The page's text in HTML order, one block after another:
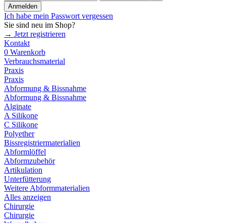
Anmelden
Ich habe mein Passwort vergessen
Sie sind neu im Shop?
→ Jetzt registrieren
Kontakt
0 Warenkorb
Verbrauchsmaterial
Praxis
Praxis
Abformung & Bissnahme
Abformung & Bissnahme
Alginate
A Silikone
C Silikone
Polyether
Bissregistriermaterialien
Abformlöffel
Abformzubehör
Artikulation
Unterfütterung
Weitere Abformmaterialien
Alles anzeigen
Chirurgie
Chirurgie